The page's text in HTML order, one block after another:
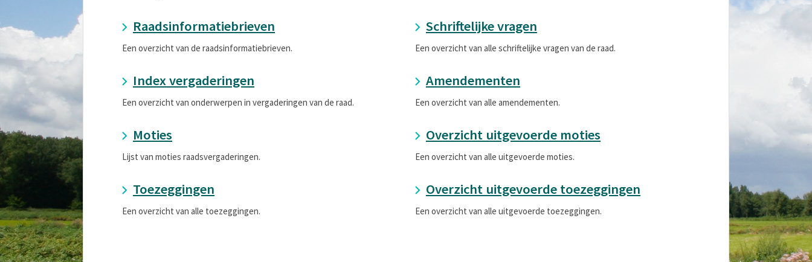
Raadsinformatiebrieven
Een overzicht van de raadsinformatiebrieven.
Schriftelijke vragen
Een overzicht van alle schriftelijke vragen van de raad.
Index vergaderingen
Een overzicht van onderwerpen in vergaderingen van de raad.
Amendementen
Een overzicht van alle amendementen.
Moties
Lijst van moties raadsvergaderingen.
Overzicht uitgevoerde moties
Een overzicht van alle uitgevoerde moties.
Toezeggingen
Een overzicht van alle toezeggingen.
Overzicht uitgevoerde toezeggingen
Een overzicht van alle uitgevoerde toezeggingen.